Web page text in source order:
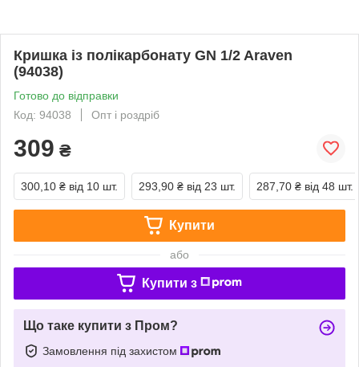
Кришка із полікарбонату GN 1/2 Araven
(94038)
Готово до відправки
Код: 94038
Опт і роздріб
309 ₴
300,10 ₴ від 10 шт. 293,90 ₴ від 23 шт. 287,70 ₴ від 48 шт.
Купити
або
Купити з
Що таке купити з Пром?
Замовлення під захистом